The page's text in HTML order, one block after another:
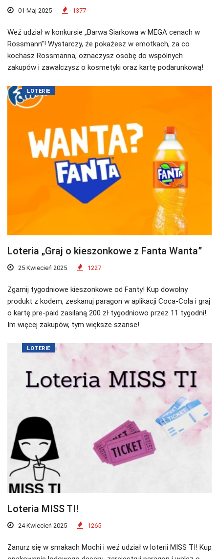
01 Maj 2025 1377
Weź udział w konkursie „Barwa Siarkowa w MEGA cenach w
Rossmann”! Wystarczy, że pokażesz w emotkach, za co
kochasz Rossmanna, oznaczysz osobę do wspólnych
zakupów i zawalczysz o kosmetyki oraz kartę podarunkową!
LOTERIE
Loteria „Graj o kieszonkowe z Fanta Wanta”
25 Kwiecień 2025 1227
Zgarnij tygodniowe kieszonkowe od Fanty! Kup dowolny
produkt z kodem, zeskanuj paragon w aplikacji Coca-Cola i graj
o kartę pre-paid zasilaną 200 zł tygodniowo przez 11 tygodni!
Im więcej zakupów, tym większe szanse!
LOTERIE
Loteria MISS TI!
24 Kwiecień 2025 1265
Zanurz się w smakach Mochi i weź udział w loterii MISS TI! Kup